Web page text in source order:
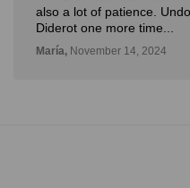
con la posibilidad de
Deli,September 12, 2024